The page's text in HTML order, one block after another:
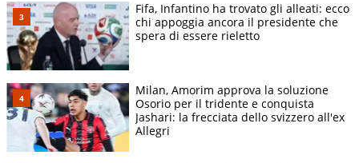
Fifa, Infantino ha trovato gli alleati: ecco
chi appoggia ancora il presidente che
spera di essere rieletto
Milan, Amorim approva la soluzione
Osorio per il tridente e conquista
Jashari: la frecciata dello svizzero all'ex
Allegri